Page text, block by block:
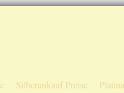
Silberankauf Preise